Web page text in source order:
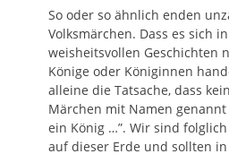
So oder so ähnlich enden
Volksmärchen. Dass es sich
weisheitsvollen Geschichten
Könige oder Königinnen
alleine die Tatsache, dass
Märchen mit Namen genannt
ein König …”. Wir sind folglich
auf dieser Erde und sollten